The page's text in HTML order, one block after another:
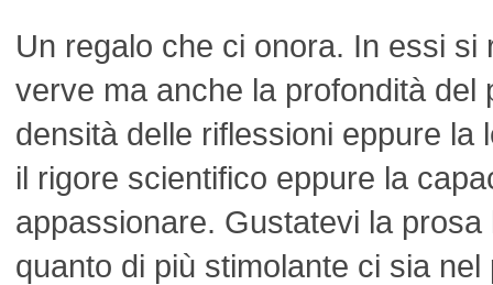
Un regalo che ci onora. In essi si
verve ma anche la profondità del
densità delle riflessioni eppure la
il rigore scientifico eppure la
appassionare. Gustatevi la
quanto di più stimolante ci sia nel